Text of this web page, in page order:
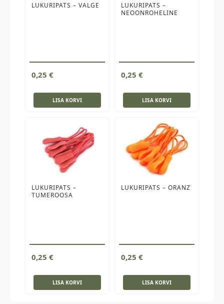
LUKURIPATS – VALGE
0,25 €
LISA KORVI
LUKURIPATS –
NEOONROHELINE
0,25 €
LISA KORVI
LUKURIPATS –
TUMEROOSA
0,25 €
LISA KORVI
LUKURIPATS – ORANZ
0,25 €
LISA KORVI